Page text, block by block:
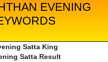
EVENING
Satta King
Satta Result